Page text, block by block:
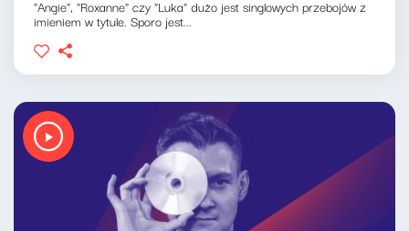
"Angie", "Roxanne" czy "Luka" dużo jest singlowych przebojów z
imieniem w tytule. Sporo jest...